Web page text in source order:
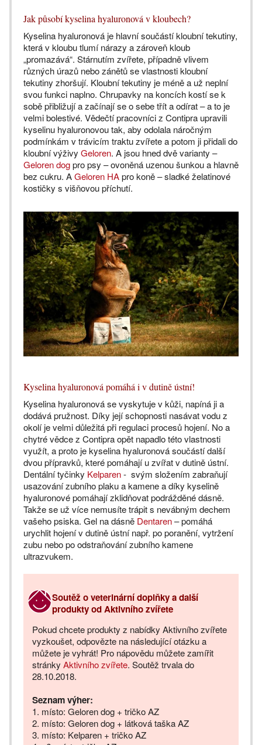
Jak působí kyselina hyaluronová v kloubech?
Kyselina hyaluronová je hlavní součástí kloubní tekutiny,
která v kloubu tlumí nárazy a zároveň kloub
„promazává“. Stárnutím zvířete, případně vlivem
různých úrazů nebo zánětů se vlastnosti kloubní
tekutiny zhoršují. Kloubní tekutiny je méně a už neplní
svou funkci naplno. Chrupavky na koncích kostí se k
sobě přibližují a začínají se o sebe třít a odírat – a to je
velmi bolestivé. Vědečtí pracovníci z Contipra upravili
kyselinu hyaluronovou tak, aby odolala náročným
podmínkám v trávicím traktu zvířete a potom ji přidali do
kloubní výživy Geloren. A jsou hned dvě varianty –
Geloren dogpro psy – ovoněná uzenou šunkou a hlavně
bez cukru. AGeloren HApro koně – sladké želatinové
kostičky s višňovou příchutí.
Kyselina hyaluronová pomáhá i v dutině ústní!
Kyselina hyaluronová se vyskytuje v kůži, napíná ji a
dodává pružnost. Díky její schopnosti nasávat vodu z
okolí je velmi důležitá při regulaci procesů hojení. No a
chytré vědce z Contipra opět napadlo této vlastnosti
využít, a proto je kyselina hyaluronová součástí další
dvou přípravků, které pomáhají u zvířat v dutině ústní.
Dentální tyčinky Kelparen- svým složením zabraňují
usazování zubního plaku a kamene a díky kyselině
hyaluronové pomáhají zklidňovat podrážděné dásně.
Takže se už více nemusíte trápit s nevábným dechem
vašeho psiska. Gel na dásně Dentaren– pomáhá
urychlit hojení v dutině ústní např. po poranění, vytržení
zubu nebo po odstraňování zubního kamene
ultrazvukem.
Soutěž o veterinární doplňky a další
produkty od Aktivního zvířete
Pokud chcete produkty z nabídky Aktivního zvířete
vyzkoušet, odpovězte na následující otázku a
můžete je vyhrát! Pro nápovědu můžete zamířit
stránky Aktivního zvířete. Soutěž trvala do
28.10.2018.
Seznam výher:
1. místo: Geloren dog + tričko AZ
2. místo: Geloren dog + látková taška AZ
3. místo: Kelparen + tričko AZ